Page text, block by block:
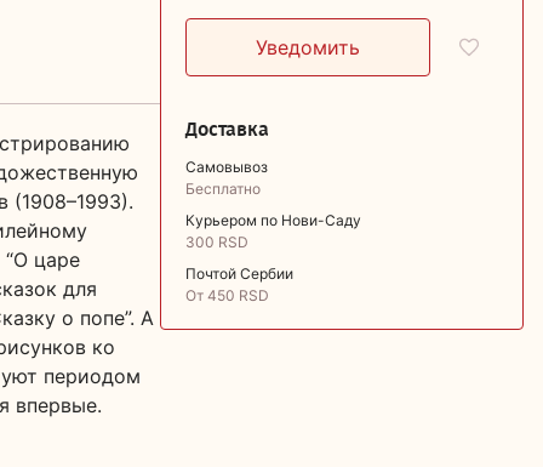
(1908–1993).
царе
для
о попе”. А
ко
периодом
впервые.
Доставка
Самовывоз
Бесплатно
Курьером по Нови-Саду
300 RSD
Почтой Сербии
От 450 RSD